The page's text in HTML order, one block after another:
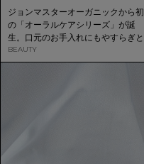
ジョンマスターオーガニックから初
の「オーラルケアシリーズ」が誕
生。口元のお手入れにもやすらぎと
心地よさを。
BEAUTY